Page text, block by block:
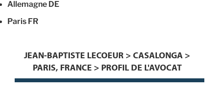
Allemagne DE
Paris FR
JEAN-BAPTISTE LECOEUR > CASALONGA >
PARIS, FRANCE > PROFIL DE L'AVOCAT